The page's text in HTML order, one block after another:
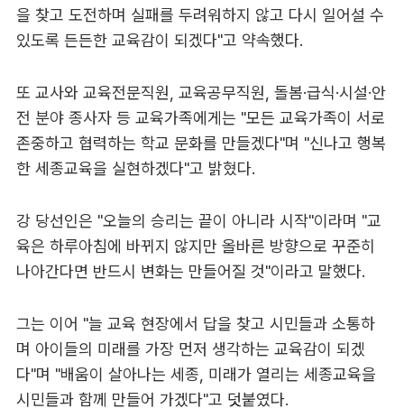
을 찾고 도전하며 실패를 두려워하지 않고 다시 일어설 수
있도록 든든한 교육감이 되겠다"고 약속했다.
또 교사와 교육전문직원, 교육공무직원, 돌봄·급식·시설·안
전 분야 종사자 등 교육가족에게는 "모든 교육가족이 서로
존중하고 협력하는 학교 문화를 만들겠다"며 "신나고 행복
한 세종교육을 실현하겠다"고 밝혔다.
강 당선인은 "오늘의 승리는 끝이 아니라 시작"이라며 "교
육은 하루아침에 바뀌지 않지만 올바른 방향으로 꾸준히
나아간다면 반드시 변화는 만들어질 것"이라고 말했다.
그는 이어 "늘 교육 현장에서 답을 찾고 시민들과 소통하
며 아이들의 미래를 가장 먼저 생각하는 교육감이 되겠
다"며 "배움이 살아나는 세종, 미래가 열리는 세종교육을
시민들과 함께 만들어 가겠다"고 덧붙였다.